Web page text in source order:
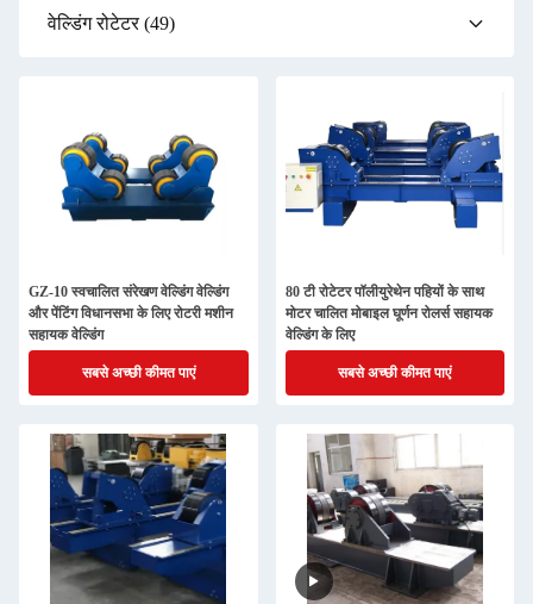
वेल्डिंग रोटेटर(49)
GZ-10 स्वचालित संरेखण वेल्डिंग वेल्डिंग
और पेंटिंग विधानसभा के लिए रोटरी मशीन
सहायक वेल्डिंग
सबसे अच्छी कीमत पाएं
80 टी रोटेटर पॉलीयुरेथेन पहियों के साथ
मोटर चालित मोबाइल घूर्णन रोलर्स सहायक
वेल्डिंग के लिए
सबसे अच्छी कीमत पाएं